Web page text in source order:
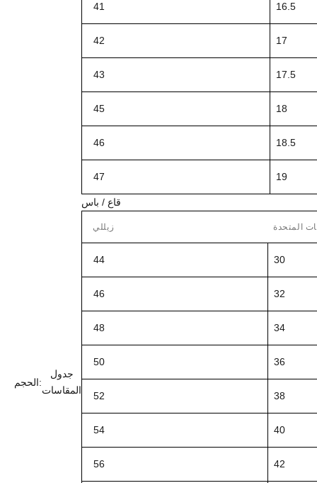
الحجم:
جدول
المقاسات
41 16.5
42 17
43 17.5
45 18
46 18.5
47 19
قاع / باس
زيللي المتحدة
44 30
46 32
48 34
50 36
52 38
54 40
56 42